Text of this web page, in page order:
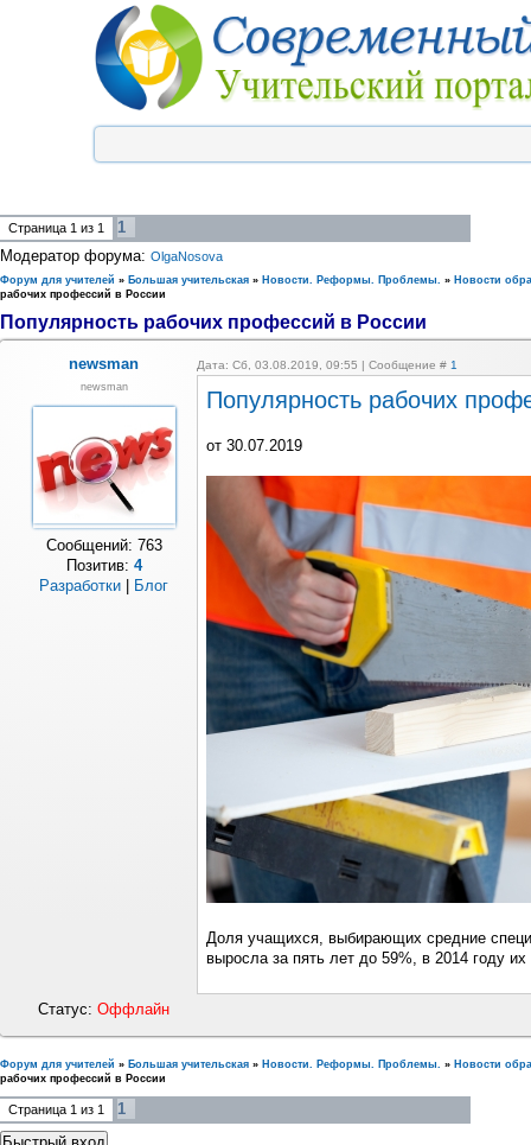
Страница 1 из 1
1
Модератор форума: OlgaNosova
Форум для учителей » Большая учительская » Новости. Реформы. Проблемы. » Новости
рабочих профессий в России
Популярность рабочих профессий в России
newsman Дата: Сб, 03.08.2019, 09:55 | Сообщение # 1
newsman
Сообщений: 763
Позитив: 4
Разработки
Блог
Популярность рабочих
от 30.07.2019
Доля учащихся, выбирающих средние
выросла за пять лет до 59%, в 2014 году
Статус:Оффлайн
Форум для учителей » Большая учительская » Новости. Реформы. Проблемы. » Новости
рабочих профессий в России
Страница 1 из 1 1